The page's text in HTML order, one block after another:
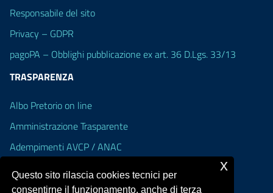
Responsabile del sito
Privacy – GDPR
pagoPA – Obblighi pubblicazione ex art. 36 D.Lgs. 33/13
TRASPARENZA
Albo Pretorio on line
Amministrazione Trasparente
Adempimenti AVCP / ANAC
Dichiarazione di accessibilità
Questo sito rilascia cookies tecnici per
consentirne il funzionamento, anche di terza
x